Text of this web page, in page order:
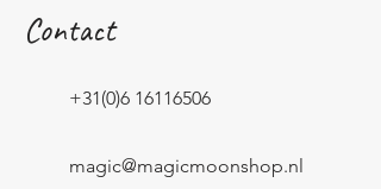
Contact
+31(0)6 16116506
magic@magicmoonshop.nl